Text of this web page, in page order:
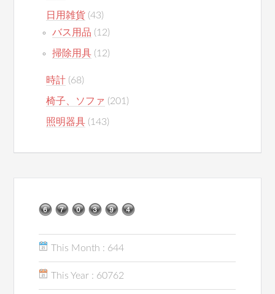
日用雑貨 (43)
バス用品 (12)
掃除用具 (12)
時計 (68)
椅子、ソファ (201)
照明器具 (143)
This Month : 644
This Year : 60762